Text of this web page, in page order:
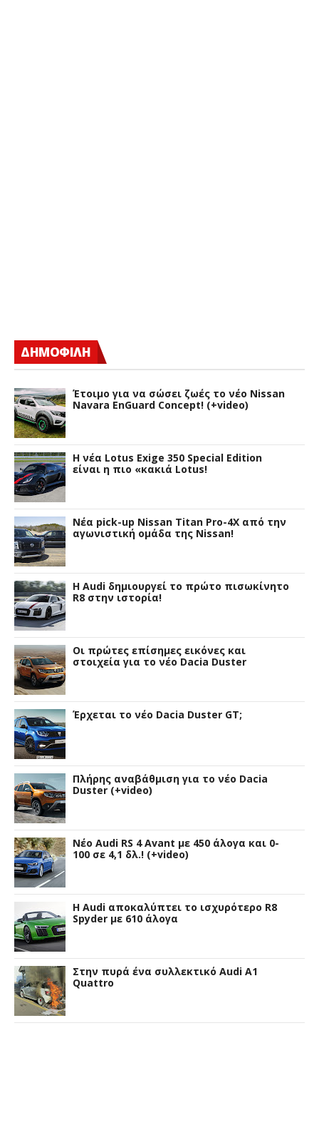
ΔΗΜΟΦΙΛΗ
Έτοιμο για να σώσει ζωές το νέο Nissan
Navara EnGuard Concept! (+video)
H νέα Lotus Exige 350 Special Edition
είναι η πιο «κακιά Lotus!
Νέα pick-up Nissan Titan Pro-4X από την
αγωνιστική ομάδα της Nissan!
Η Audi δημιουργεί το πρώτο πισωκίνητο
R8 στην ιστορία!
Οι πρώτες επίσημες εικόνες και
στοιχεία για το νέο Dacia Duster
Έρχεται το νέο Dacia Duster GT;
Πλήρης αναβάθμιση για το νέο Dacia
Duster (+video)
Νέο Audi RS 4 Avant με 450 άλογα και 0-
100 σε 4,1 δλ.! (+video)
Η Audi αποκαλύπτει το ισχυρότερο R8
Spyder με 610 άλογα
Στην πυρά ένα συλλεκτικό Audi A1
Quattro